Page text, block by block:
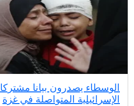
الوسطاء يصدرون بيانا
الإسرائيلية المتواصلة في غزة